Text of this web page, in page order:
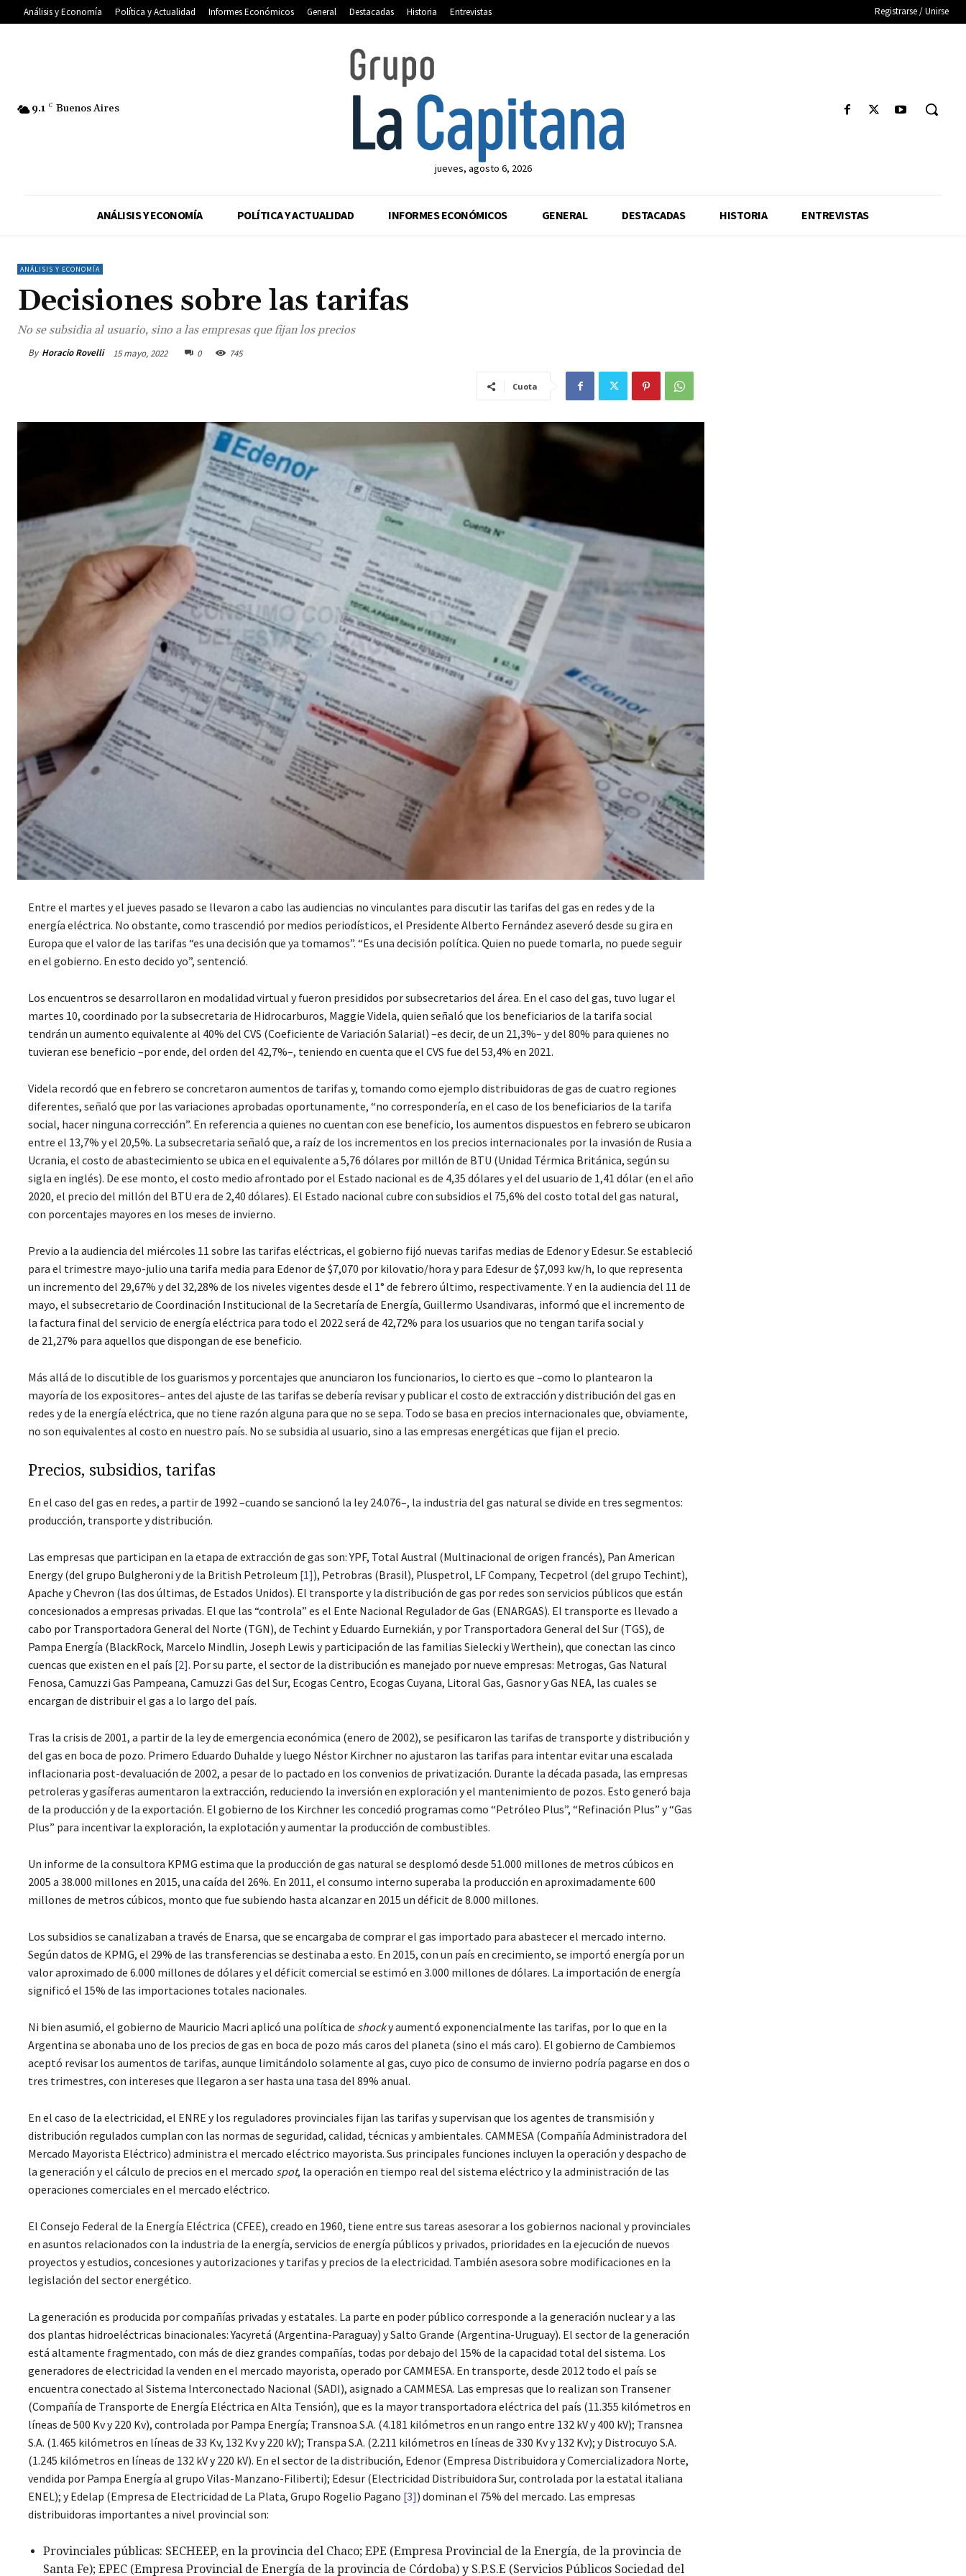
Análisis y Economía Política y Actualidad Informes Económicos General Destacadas Historia Entrevistas Registrarse / Unirse
9.1 C Buenos Aires
jueves, agosto 6, 2026
ANÁLISIS Y ECONOMÍA POLÍTICA Y ACTUALIDAD INFORMES ECONÓMICOS GENERAL DESTACADAS HISTORIA ENTREVISTAS
ANÁLISIS Y ECONOMÍA
Decisiones sobre las tarifas
No se subsidia al usuario, sino a las empresas que fijan los precios
By Horacio Rovelli 15 mayo, 2022 0 745
Cuota
Entre el martes y el jueves pasado se llevaron a cabo las audiencias no vinculantes para discutir las tarifas del gas en redes y de la
energía eléctrica. No obstante, como trascendió por medios periodísticos, el Presidente Alberto Fernández aseveró desde su gira en
Europa que el valor de las tarifas “es una decisión que ya tomamos”. “Es una decisión política. Quien no puede tomarla, no puede seguir
en el gobierno. En esto decido yo”, sentenció.
Los encuentros se desarrollaron en modalidad virtual y fueron presididos por subsecretarios del área. En el caso del gas, tuvo lugar el
martes 10, coordinado por la subsecretaria de Hidrocarburos, Maggie Videla, quien señaló que los beneficiarios de la tarifa social
tendrán un aumento equivalente al 40% del CVS (Coeficiente de Variación Salarial) –es decir, de un 21,3%– y del 80% para quienes no
tuvieran ese beneficio –por ende, del orden del 42,7%–, teniendo en cuenta que el CVS fue del 53,4% en 2021.
Videla recordó que en febrero se concretaron aumentos de tarifas y, tomando como ejemplo distribuidoras de gas de cuatro regiones
diferentes, señaló que por las variaciones aprobadas oportunamente, “no correspondería, en el caso de los beneficiarios de la tarifa
social, hacer ninguna corrección”. En referencia a quienes no cuentan con ese beneficio, los aumentos dispuestos en febrero se ubicaron
entre el 13,7% y el 20,5%. La subsecretaria señaló que, a raíz de los incrementos en los precios internacionales por la invasión de Rusia a
Ucrania, el costo de abastecimiento se ubica en el equivalente a 5,76 dólares por millón de BTU (Unidad Térmica Británica, según su
sigla en inglés). De ese monto, el costo medio afrontado por el Estado nacional es de 4,35 dólares y el del usuario de 1,41 dólar (en el año
2020, el precio del millón del BTU era de 2,40 dólares). El Estado nacional cubre con subsidios el 75,6% del costo total del gas natural,
con porcentajes mayores en los meses de invierno.
Previo a la audiencia del miércoles 11 sobre las tarifas eléctricas, el gobierno fijó nuevas tarifas medias de Edenor y Edesur. Se estableció
para el trimestre mayo-julio una tarifa media para Edenor de $7,070 por kilovatio/hora y para Edesur de $7,093 kw/h, lo que representa
un incremento del 29,67% y del 32,28% de los niveles vigentes desde el 1° de febrero último, respectivamente. Y en la audiencia del 11 de
mayo, el subsecretario de Coordinación Institucional de la Secretaría de Energía, Guillermo Usandivaras, informó que el incremento de
la factura final del servicio de energía eléctrica para todo el 2022 será de 42,72% para los usuarios que no tengan tarifa social y
de 21,27% para aquellos que dispongan de ese beneficio.
Más allá de lo discutible de los guarismos y porcentajes que anunciaron los funcionarios, lo cierto es que –como lo plantearon la
mayoría de los expositores– antes del ajuste de las tarifas se debería revisar y publicar el costo de extracción y distribución del gas en
redes y de la energía eléctrica, que no tiene razón alguna para que no se sepa. Todo se basa en precios internacionales que, obviamente,
no son equivalentes al costo en nuestro país. No se subsidia al usuario, sino a las empresas energéticas que fijan el precio.
Precios, subsidios, tarifas
En el caso del gas en redes, a partir de 1992 –cuando se sancionó la ley 24.076–, la industria del gas natural se divide en tres segmentos:
producción, transporte y distribución.
Las empresas que participan en la etapa de extracción de gas son: YPF, Total Austral (Multinacional de origen francés), Pan American
Energy (del grupo Bulgheroni y de la British Petroleum [1]), Petrobras (Brasil), Pluspetrol, LF Company, Tecpetrol (del grupo Techint),
Apache y Chevron (las dos últimas, de Estados Unidos). El transporte y la distribución de gas por redes son servicios públicos que están
concesionados a empresas privadas. El que las “controla” es el Ente Nacional Regulador de Gas (ENARGAS). El transporte es llevado a
cabo por Transportadora General del Norte (TGN), de Techint y Eduardo Eurnekián, y por Transportadora General del Sur (TGS), de
Pampa Energía (BlackRock, Marcelo Mindlin, Joseph Lewis y participación de las familias Sielecki y Werthein), que conectan las cinco
cuencas que existen en el país [2]. Por su parte, el sector de la distribución es manejado por nueve empresas: Metrogas, Gas Natural
Fenosa, Camuzzi Gas Pampeana, Camuzzi Gas del Sur, Ecogas Centro, Ecogas Cuyana, Litoral Gas, Gasnor y Gas NEA, las cuales se
encargan de distribuir el gas a lo largo del país.
Tras la crisis de 2001, a partir de la ley de emergencia económica (enero de 2002), se pesificaron las tarifas de transporte y distribución y
del gas en boca de pozo. Primero Eduardo Duhalde y luego Néstor Kirchner no ajustaron las tarifas para intentar evitar una escalada
inflacionaria post-devaluación de 2002, a pesar de lo pactado en los convenios de privatización. Durante la década pasada, las empresas
petroleras y gasíferas aumentaron la extracción, reduciendo la inversión en exploración y el mantenimiento de pozos. Esto generó baja
de la producción y de la exportación. El gobierno de los Kirchner les concedió programas como “Petróleo Plus”, “Refinación Plus” y “Gas
Plus” para incentivar la exploración, la explotación y aumentar la producción de combustibles.
Un informe de la consultora KPMG estima que la producción de gas natural se desplomó desde 51.000 millones de metros cúbicos en
2005 a 38.000 millones en 2015, una caída del 26%. En 2011, el consumo interno superaba la producción en aproximadamente 600
millones de metros cúbicos, monto que fue subiendo hasta alcanzar en 2015 un déficit de 8.000 millones.
Los subsidios se canalizaban a través de Enarsa, que se encargaba de comprar el gas importado para abastecer el mercado interno.
Según datos de KPMG, el 29% de las transferencias se destinaba a esto. En 2015, con un país en crecimiento, se importó energía por un
valor aproximado de 6.000 millones de dólares y el déficit comercial se estimó en 3.000 millones de dólares. La importación de energía
significó el 15% de las importaciones totales nacionales.
Ni bien asumió, el gobierno de Mauricio Macri aplicó una política de shocky aumentó exponencialmente las tarifas, por lo que en la
Argentina se abonaba uno de los precios de gas en boca de pozo más caros del planeta (sino el más caro). El gobierno de Cambiemos
aceptó revisar los aumentos de tarifas, aunque limitándolo solamente al gas, cuyo pico de consumo de invierno podría pagarse en dos o
tres trimestres, con intereses que llegaron a ser hasta una tasa del 89% anual.
En el caso de la electricidad, el ENRE y los reguladores provinciales fijan las tarifas y supervisan que los agentes de transmisión y
distribución regulados cumplan con las normas de seguridad, calidad, técnicas y ambientales. CAMMESA (Compañía Administradora del
Mercado Mayorista Eléctrico) administra el mercado eléctrico mayorista. Sus principales funciones incluyen la operación y despacho de
la generación y el cálculo de precios en el mercado spot, la operación en tiempo real del sistema eléctrico y la administración de las
operaciones comerciales en el mercado eléctrico.
El Consejo Federal de la Energía Eléctrica (CFEE), creado en 1960, tiene entre sus tareas asesorar a los gobiernos nacional y provinciales
en asuntos relacionados con la industria de la energía, servicios de energía públicos y privados, prioridades en la ejecución de nuevos
proyectos y estudios, concesiones y autorizaciones y tarifas y precios de la electricidad. También asesora sobre modificaciones en la
legislación del sector energético.
La generación es producida por compañías privadas y estatales. La parte en poder público corresponde a la generación nuclear y a las
dos plantas hidroeléctricas binacionales: Yacyretá (Argentina-Paraguay) y Salto Grande (Argentina-Uruguay). El sector de la generación
está altamente fragmentado, con más de diez grandes compañías, todas por debajo del 15% de la capacidad total del sistema. Los
generadores de electricidad la venden en el mercado mayorista, operado por CAMMESA. En transporte, desde 2012 todo el país se
encuentra conectado al Sistema Interconectado Nacional (SADI), asignado a CAMMESA. Las empresas que lo realizan son Transener
(Compañía de Transporte de Energía Eléctrica en Alta Tensión), que es la mayor transportadora eléctrica del país (11.355 kilómetros en
líneas de 500 Kv y 220 Kv), controlada por Pampa Energía; Transnoa S.A. (4.181 kilómetros en un rango entre 132 kV y 400 kV); Transnea
S.A. (1.465 kilómetros en líneas de 33 Kv, 132 Kv y 220 kV); Transpa S.A. (2.211 kilómetros en líneas de 330 Kv y 132 Kv); y Distrocuyo S.A.
(1.245 kilómetros en líneas de 132 kV y 220 kV). En el sector de la distribución, Edenor (Empresa Distribuidora y Comercializadora Norte,
vendida por Pampa Energía al grupo Vilas-Manzano-Filiberti); Edesur (Electricidad Distribuidora Sur, controlada por la estatal italiana
ENEL); y Edelap (Empresa de Electricidad de La Plata, Grupo Rogelio Pagano [3]) dominan el 75% del mercado. Las empresas
distribuidoras importantes a nivel provincial son:
Provinciales públicas: SECHEEP, en la provincia del Chaco; EPE (Empresa Provincial de la Energía, de la provincia de
Santa Fe); EPEC (Empresa Provincial de Energía de la provincia de Córdoba) y S.P.S.E (Servicios Públicos Sociedad del